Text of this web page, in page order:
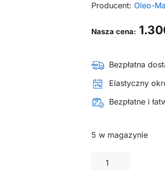
Producent: Oleo-
Nasza cena:
Bezpłatna
Elastyczny
Bezpłatne i
5 w magazynie
ilość